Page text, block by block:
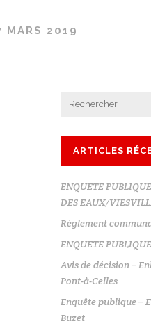
MARS 2019
ARTICLES
ENQUETE
DES EAUX/
Règlement
ENQUETE
Avis de décision –
Pont-à-Celles
Enquête publique –
Buzet